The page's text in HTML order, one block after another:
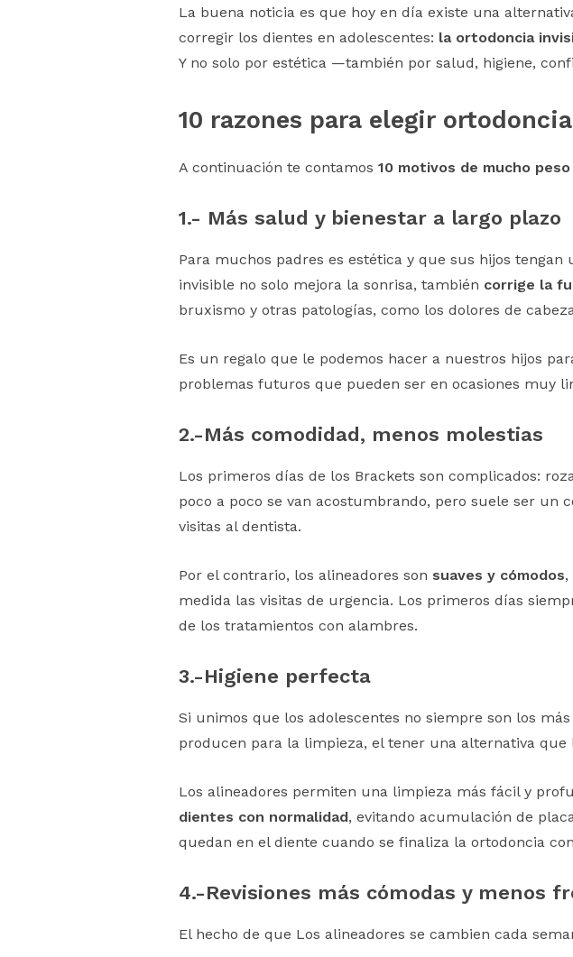
La buena noticia es que hoy en día existe una
corregir los dientes en adolescentes: la ortodoncia
Y no solo por estética —también por salud, higiene,
10 razones para elegir
A continuación te contamos 10 motivos de mucho
1.- Más salud y bienestar a largo plazo
Para muchos padres es estética y que sus hijos
invisible no solo mejora la sonrisa, también corrige la
bruxismo y otras patologías, como los dolores de
Es un regalo que le podemos hacer a nuestros hijos
problemas futuros que pueden ser en ocasiones muy
2.-Más comodidad, menos molestias
Los primeros días de los Brackets son complicados:
poco a poco se van acostumbrando, pero suele ser
visitas al dentista.
Por el contrario, los alineadores son suaves y cómodos,
medida las visitas de urgencia. Los primeros días
de los tratamientos con alambres.
3.-Higiene perfecta
Si unimos que los adolescentes no siempre son los
producen para la limpieza, el tener una alternativa
Los alineadores permiten una limpieza más fácil y
dientes con normalidad, evitando acumulación de
quedan en el diente cuando se finaliza la ortodoncia
4.-Revisiones más cómodas y menos
El hecho de que Los alineadores se cambien cada